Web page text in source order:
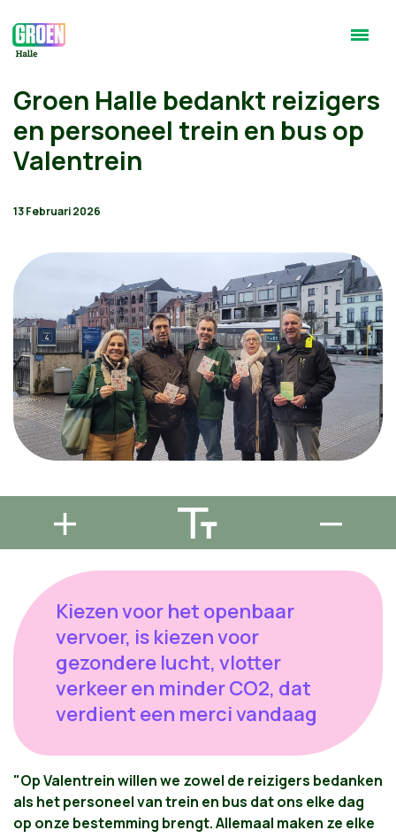
Groen Halle bedankt reizigers
en personeel trein en bus op
Valentrein
13 Februari 2026
Kiezen voor het openbaar
vervoer, is kiezen voor
gezondere lucht, vlotter
verkeer en minder CO2, dat
verdient een merci vandaag
"Op Valentrein willen we zowel de reizigers bedanken
als het personeel van trein en bus dat ons elke dag
op onze bestemming brengt. Allemaal maken ze elke